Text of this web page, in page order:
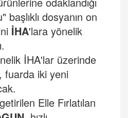
dosyanın on
İHA'lara yönelik
İHA'lar üzerinde
, fuarda iki yeni
Elle Fırlatılan